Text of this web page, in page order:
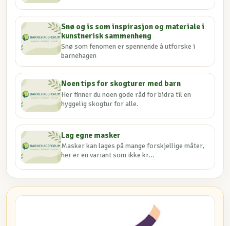
Snø og is som inspirasjon og materiale i
kunstnerisk sammenheng
Snø som fenomen er spennende å utforske i
barnehagen
Noen tips for skogturer med barn
Her finner du noen gode råd for bidra til en
hyggelig skogtur for alle.
Lag egne masker
Masker kan lages på mange forskjellige måter,
her er en variant som ikke kr...